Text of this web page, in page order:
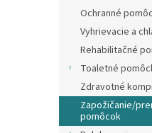
Ochranné
Vyhrievacie a
Rehabilitačné
Toaletné
Zdravotné
Zapožičanie/
pomôcok